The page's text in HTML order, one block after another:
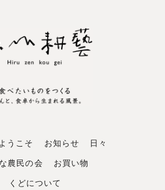
ようこそ お知らせ
日々
農民の会
お買い物
くどについて